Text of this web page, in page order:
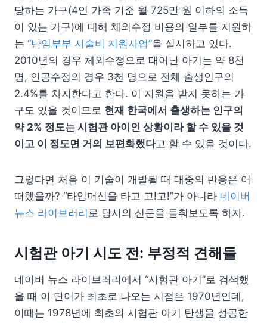
당하는 가구(4인 가족 기준 월 725만 원 이하의 소득
이 있는 가구)에 대해 체외수정 비용의 일부를 지원하
는 “난임부부 시술비 지원사업”을 실시하고 있다.
2010년의 경우 체외수정으로 태어난 아기는 약 8천
명, 인공수정의 경우 3천 명으로 전체 출생인구의
2.4%를 차지한다고 한다. 이 지원을 받지 못하는 가
구도 있을 것이므로 현재 한국에서 출생하는 인구의
약 2% 정도는 시험관 아이인 상황이라 할 수 있을 것
이고 이 정도면 거의 보편화했다고 할 수 있을 것이다.
그렇다면 처음 이 기술이 개발될 때 대중의 반응은 어
떠했을까? “타임머신을 타고 고!고!”가 아니라 네이버
뉴스 라이브러리 로 당시의 신문을 들춰보도록 하자.
시험관 아기 시도 전: 부정적 견해들
네이버 뉴스 라이브러리에서 “시험관 아기”로 검색했
을 때 이 단어가 최초로 나오는 시점은 1970년인데,
이때는 1978년에 최초의 시험관 아기 탄생을 성공한